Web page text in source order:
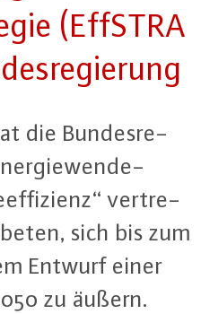
(EffSTRA
die Bun­des­re­
ver­tre­
sich bis zum
Entwurf einer
zu äußern.